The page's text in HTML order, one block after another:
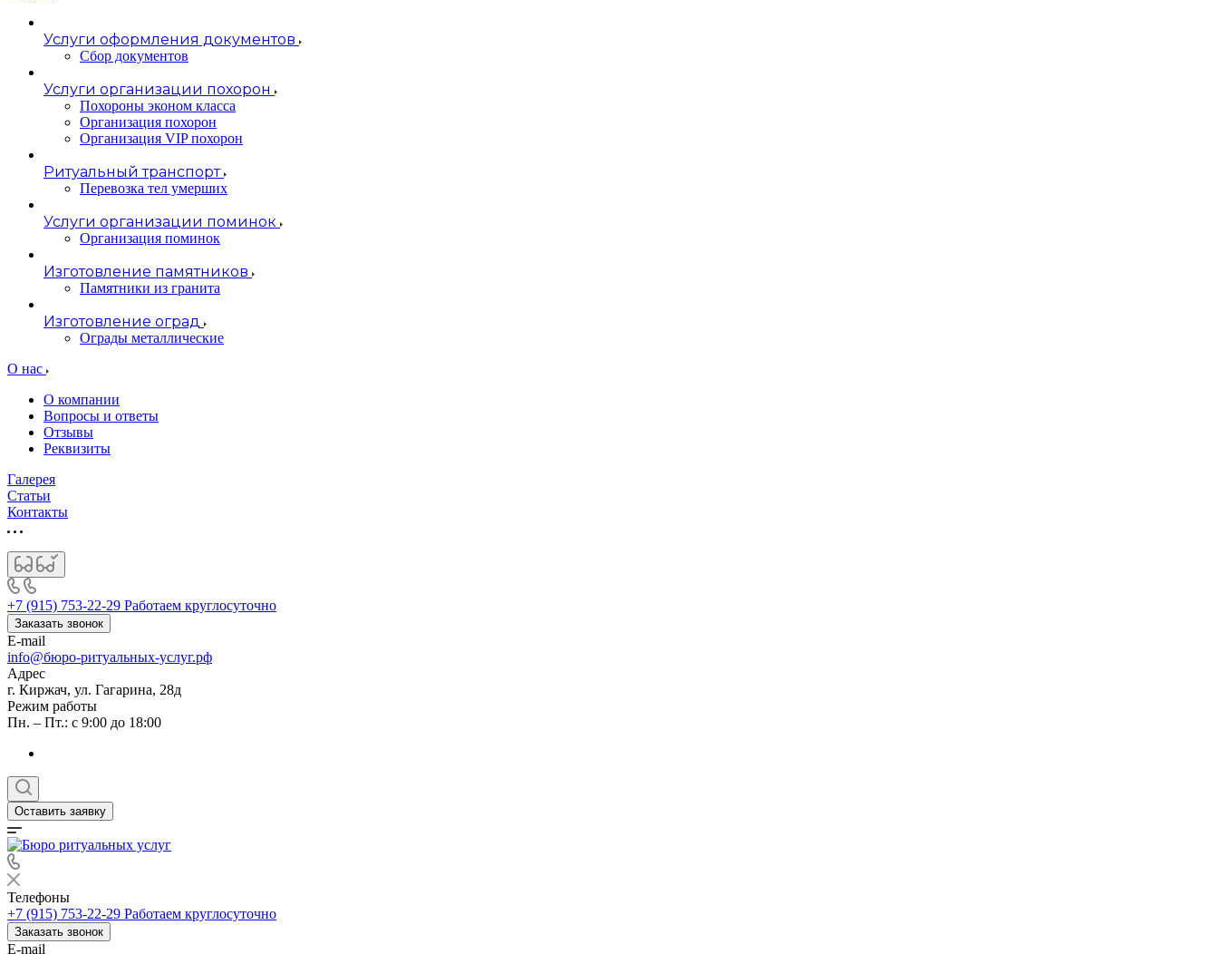
Услуги оформления документов
Сбор документов
Услуги организации похорон
Похороны эконом класса
Организация похорон
Организация VIP похорон
Ритуальный транспорт
Перевозка тел умерших
Услуги организации поминок
Организация поминок
Изготовление памятников
Памятники из гранита
Изготовление оград
Ограды металлические
О нас
О компании
Вопросы и ответы
Отзывы
Реквизиты
Галерея
Статьи
Контакты
+7 (915) 753-22-29 Работаем круглосуточно
Заказать звонок
E-mail
info@бюро-ритуальных-услуг.рф
Адрес
г. Киржач, ул. Гагарина, 28д
Режим работы
Пн. – Пт.: с 9:00 до 18:00
Оставить заявку
Телефоны
+7 (915) 753-22-29 Работаем круглосуточно
Заказать звонок
E-mail